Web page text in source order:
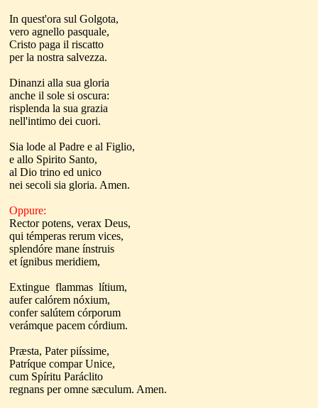
In quest'ora sul Golgota,
vero agnello pasquale,
Cristo paga il riscatto
per la nostra salvezza.
Dinanzi alla sua gloria
anche il sole si oscura:
risplenda la sua grazia
nell'intimo dei cuori.
Sia lode al Padre e al Figlio,
e allo Spirito Santo,
al Dio trino ed unico
nei secoli sia gloria. Amen.
Oppure:
Rector potens, verax Deus,
qui témperas rerum vices,
splendóre mane ínstruis
et ígnibus meridiem,
Extingue flammas lítium,
aufer calórem nóxium,
confer salútem córporum
verámque pacem córdium.
Præsta, Pater piíssime,
Patríque compar Unice,
cum Spíritu Paráclito
regnans per omne sæculum. Amen.